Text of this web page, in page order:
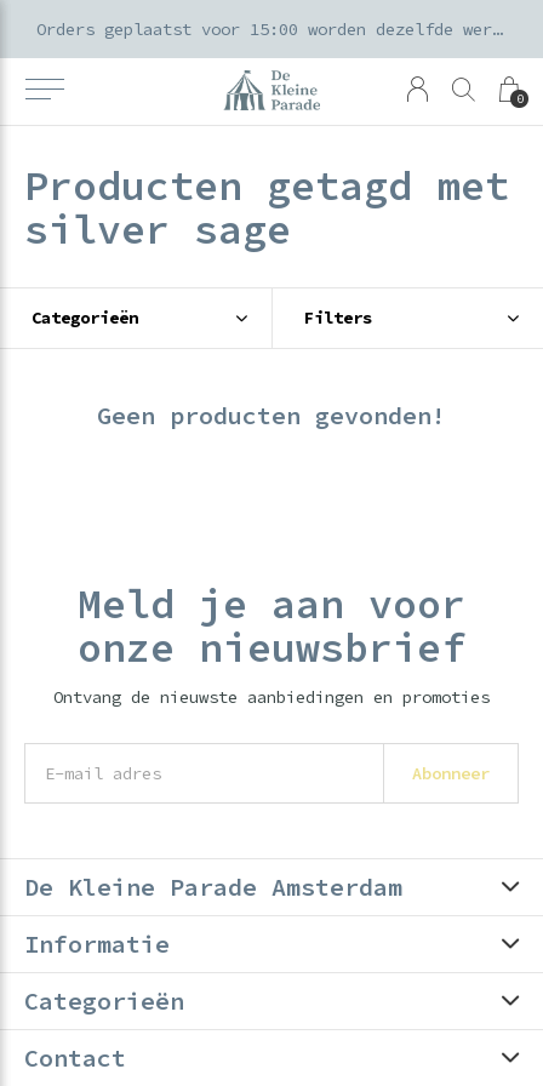
0
Orders geplaatst voor 15:00 worden dezelfde werkdag verzonden
Producten getagd met
silver sage
Categorieën Filters
Geen producten gevonden!
Meld je aan voor
onze nieuwsbrief
Ontvang de nieuwste aanbiedingen en promoties
Abonneer
De Kleine Parade Amsterdam
Informatie
Categorieën
Contact